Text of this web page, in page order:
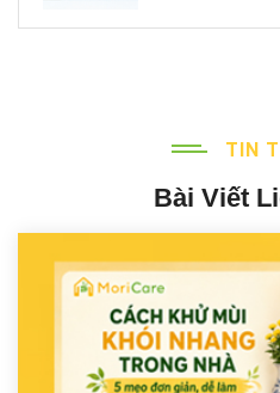
TIN
Bài Viết